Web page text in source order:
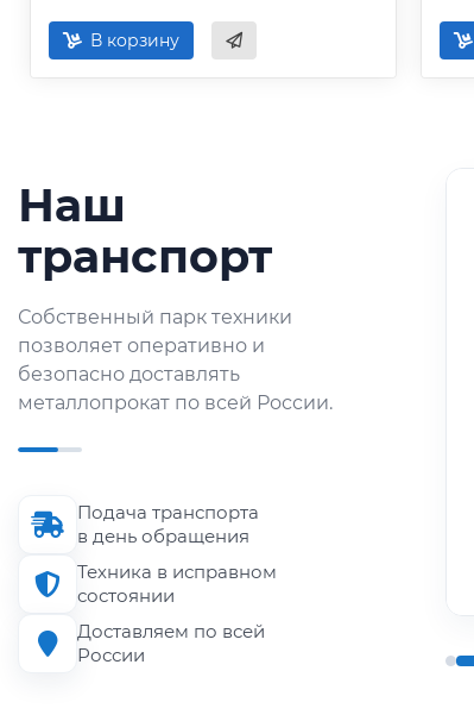
В корзину
Наш
транспорт
Собственный парк техники
позволяет оперативно и
безопасно доставлять
металлопрокат по всей России.
Подача транспорта
в день обращения
Техника в исправном
состоянии
Доставляем по всей
России
Оперативная доставка
небольших партий
металлопроката по городу и
области.
Грузоподъёмность
до 1.5 т